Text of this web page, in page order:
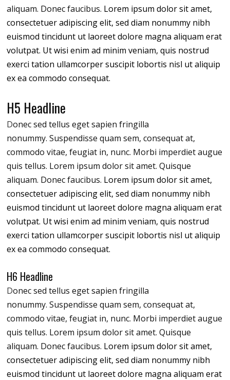
aliquam. Donec faucibus. Lorem ipsum dolor sit amet,
consectetuer adipiscing elit, sed diam nonummy nibh
euismod tincidunt ut laoreet dolore magna aliquam erat
volutpat. Ut wisi enim ad minim veniam, quis nostrud
exerci tation ullamcorper suscipit lobortis nisl ut aliquip
ex ea commodo consequat.
H5 Headline
Donec sed tellus eget sapien fringilla
nonummy.Suspendisse quam sem, consequat at,
commodo vitae, feugiat in, nunc. Morbi imperdiet augue
quis tellus. Lorem ipsum dolor sit amet. Quisque
aliquam. Donec faucibus. Lorem ipsum dolor sit amet,
consectetuer adipiscing elit, sed diam nonummy nibh
euismod tincidunt ut laoreet dolore magna aliquam erat
volutpat. Ut wisi enim ad minim veniam, quis nostrud
exerci tation ullamcorper suscipit lobortis nisl ut aliquip
ex ea commodo consequat.
H6 Headline
Donec sed tellus eget sapien fringilla
nonummy.Suspendisse quam sem, consequat at,
commodo vitae, feugiat in, nunc. Morbi imperdiet augue
quis tellus. Lorem ipsum dolor sit amet. Quisque
aliquam. Donec faucibus. Lorem ipsum dolor sit amet,
consectetuer adipiscing elit, sed diam nonummy nibh
euismod tincidunt ut laoreet dolore magna aliquam erat